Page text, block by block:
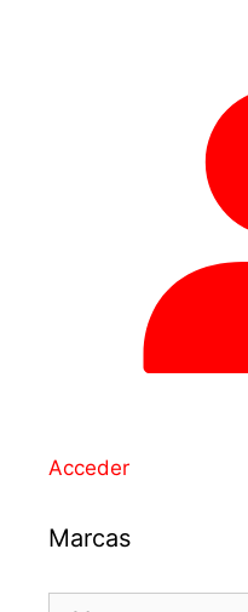
Acceder
Marcas